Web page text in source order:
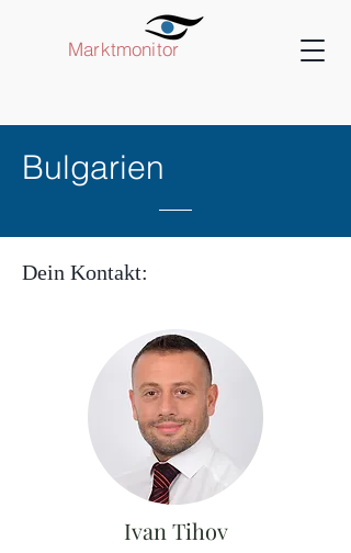
Marktmonitor
Bulgarien
Dein Kontakt:
Ivan Tihov